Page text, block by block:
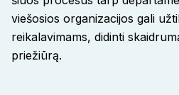
viešosios organizacijos gali
reikalavimams, didinti
priežiūrą.